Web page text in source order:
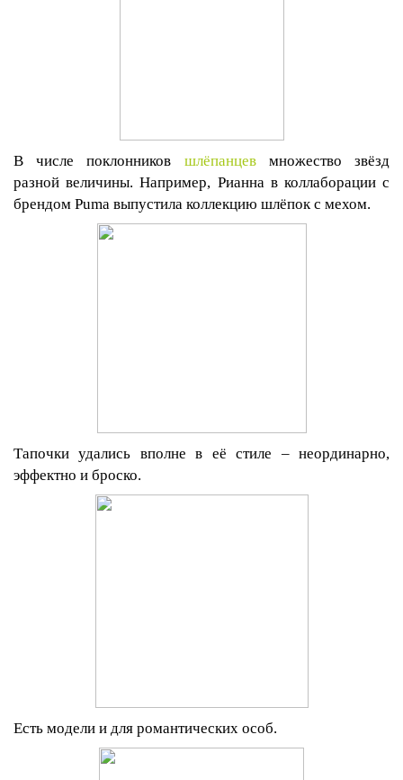
В числе поклонников шлёпанцевмножество звёзд
разной величины. Например, Рианна в коллаборации с
брендом Puma выпустила коллекцию шлёпок с мехом.
Тапочки удались вполне в её стиле – неординарно,
эффектно и броско.
Есть модели и для романтических особ.